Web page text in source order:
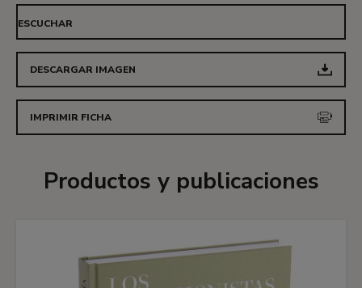
ESCUCHAR
DESCARGAR IMAGEN
IMPRIMIR FICHA
Productos y publicaciones